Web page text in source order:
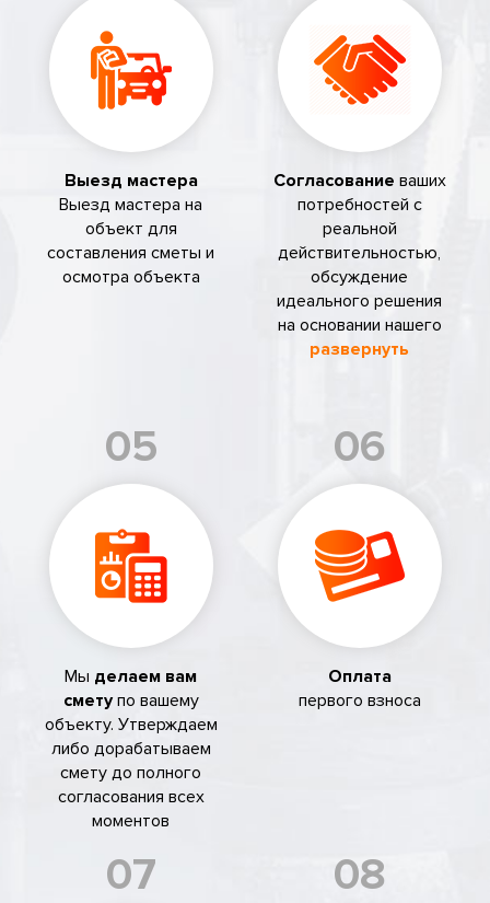
Выезд мастера
Выезд мастера на
объект для
составления сметы и
осмотра объекта
Согласование ваших
потребностей с
реальной
действительностью,
обсуждение
идеального решения
на основании нашего
развернуть
05
Мы делаем вам
сметупо вашему
объекту. Утверждаем
либо дорабатываем
смету до полного
согласования всех
моментов
06
Оплата
первого взноса
07 08